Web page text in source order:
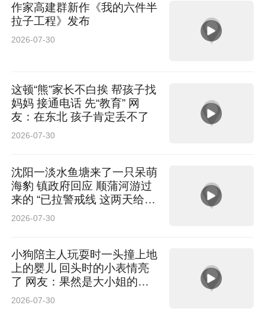
作家高建群新作《我的六件半
拉子工程》发布
2026-07-30
这顿“熊”家长不白挨 帮孩子找
妈妈 接通电话 先“教育” 网
友：在东北 孩子肯定丢不了
2026-07-30
沈阳一淡水鱼塘来了一只呆萌
海豹 镇政府回应 顺蒲河游过
来的 “已拉警戒线 这两天给它
救出来”
2026-07-30
小狗陪主人玩耍时一头撞上地
上的婴儿 回头时的小表情亮
了 网友：果然是大小姐的狗
腿子
2026-07-30